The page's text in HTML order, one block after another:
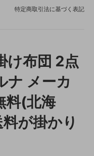
特定商取引法に基づく表記
け布団 2点
ナ メーカ
料(北海
が掛かり